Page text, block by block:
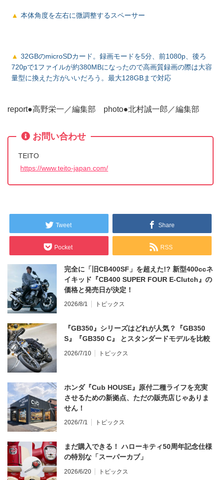
本体角度を左右に微調整するスペーサー
32GBのmicroSDカード。録画モードを5分、前1080p、後ろ
720pで1ファイルが約380MBになったので高画質録画の際は大容
量型に換えた方がいいだろう。最大128GBまで対応
report●高野栄一／編集部 photo●北村誠一郎／編集部
お問い合わせ
TEITO
https://www.teito-japan.com/
Tweet Share
Pocket RSS
完全に「旧CB400SF」を超えた!? 新型400ccネ
イキッド『CB400 SUPER FOUR E-Clutch』の
価格と発売日が決定！
2026/8/1 トピックス
『GB350』シリーズはどれが人気？『GB350
S』『GB350 C』 とスタンダードモデルを比較
2026/7/10 トピックス
ホンダ『Cub HOUSE』原付二種ライフを充実
させるための新拠点、ただの販売店じゃありま
せん！
2026/7/1 トピックス
まだ購入できる！ ハローキティ50周年記念仕様
の特別な「スーパーカブ」
2026/6/20 トピックス